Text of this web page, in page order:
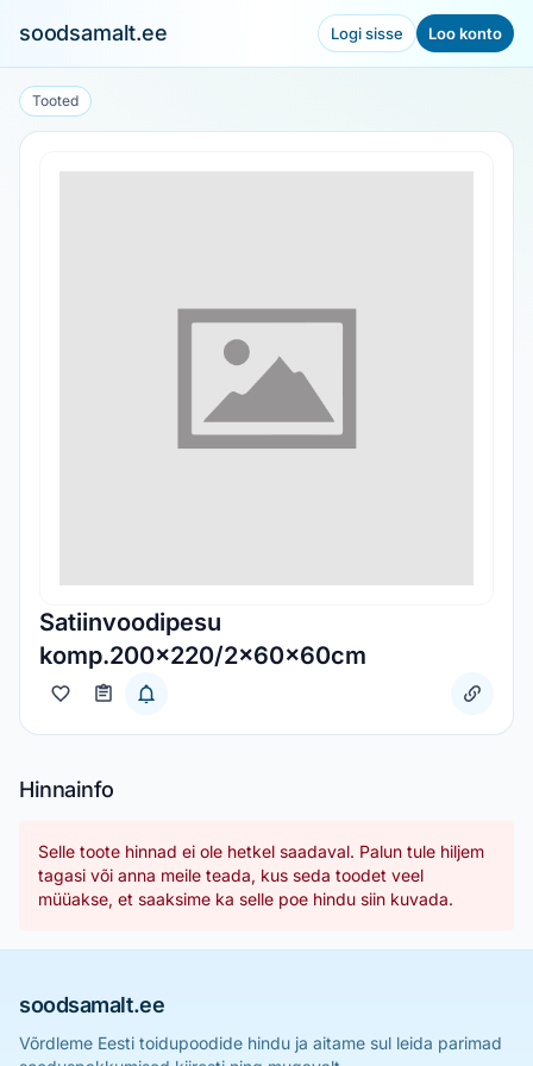
soodsamalt.ee Logi sisse Loo konto
Tooted
Satiinvoodipesu
komp.200x220/2x60x60cm
Hinnainfo
Selle toote hinnad ei ole hetkel saadaval. Palun tule hiljem
tagasi või anna meile teada, kus seda toodet veel
müüakse, et saaksime ka selle poe hindu siin kuvada.
soodsamalt.ee
Võrdleme Eesti toidupoodide hindu ja aitame sul leida parimad